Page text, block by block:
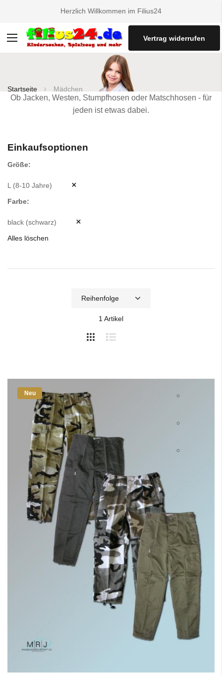
Herzlich Willkommen im Filius24
Navigation
Vertrag widerrufen
Startseite Mädchen
Ob Jacken, Westen, Stumpfhosen oder Matschhosen - für
jeden ist etwas dabei.
1 Artikel
Neu
Einkaufsoptionen
Größe
L (8-10 Jahre)
Farbe
black (schwarz)
Alles löschen